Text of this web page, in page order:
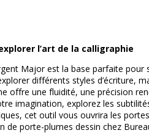
l’art de la calligraphie
Major est la base parfaite pour
différents styles d’écriture,
offre une fluidité, une précision
imagination, explorez les
cet outil vous ouvrira les
de porte-plumes dessin chez